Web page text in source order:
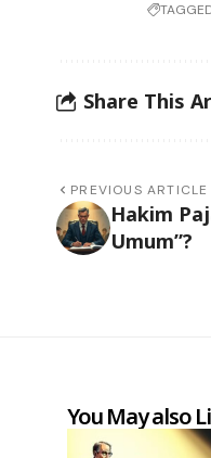
Share This
PREVIOUS ARTICLE
Hakim
Umum”?
You May also